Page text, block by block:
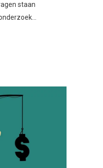
staan